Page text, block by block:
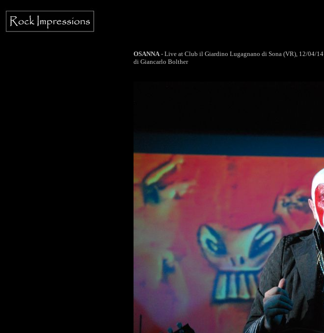
OSANNA- Live at Club il Giardino Lugagnano di Sona (VR), 12/04/14
di Giancarlo Bolther